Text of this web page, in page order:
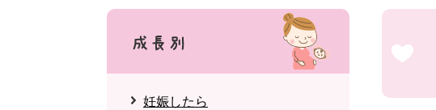
本
妊娠したら